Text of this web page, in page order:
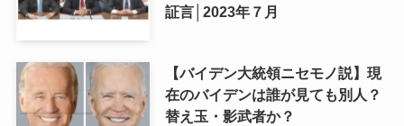
証言│2023年７月
【バイデン大統領ニセモノ説】現
在のバイデンは誰が見ても別人？
替え玉・影武者か？